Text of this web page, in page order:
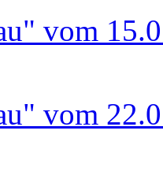
vom
vom